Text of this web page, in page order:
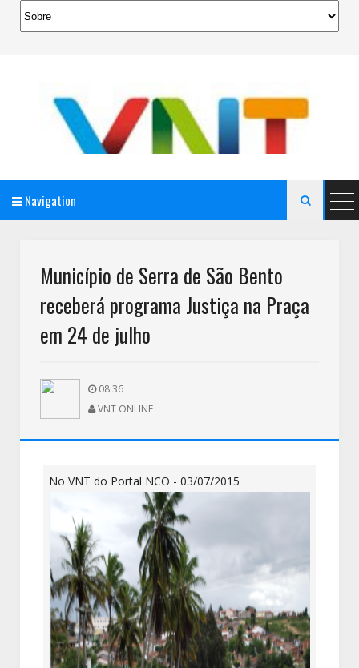
Navigation 
Município de Serra de São Bento
receberá programa Justiça na Praça
em 24 de julho
08:36
VNT ONLINE
No VNT do Portal NCO - 03/07/2015